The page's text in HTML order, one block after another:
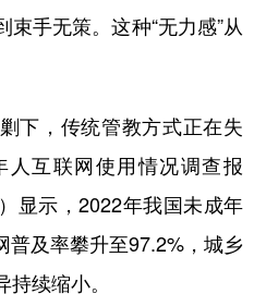
手无策。这种“无力感”从
，传统管教方式正在失
人互联网使用情况调查报
显示，2022年我国未成年
普及率攀升至97.2%，城乡
持续缩小。